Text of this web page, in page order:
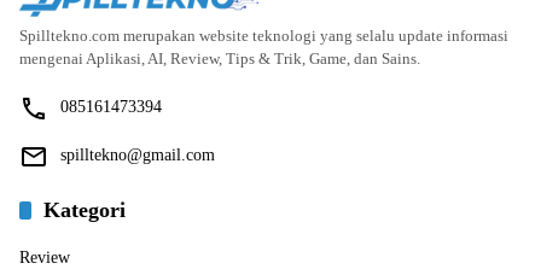
Spilltekno.com merupakan website teknologi yang selalu update informasi
mengenai Aplikasi, AI, Review, Tips & Trik, Game, dan Sains.
085161473394
spilltekno@gmail.com
Kategori
Review